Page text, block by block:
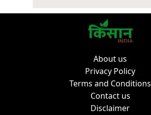
About us
Privacy Policy
Terms and Conditions
Contact us
Disclaimer